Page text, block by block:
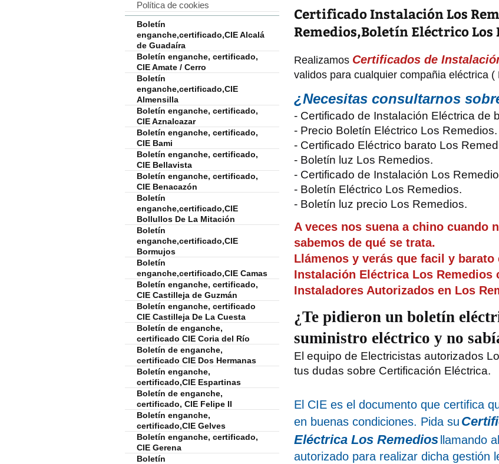
Certificado Instalación Los
Remedios,Boletín Eléctrico Los
Realizamos Certificados de
validos para cualquier compañia eléctrica
¿Necesitas consultarnos
- Certificado de Instalación Eléctrica de
- Precio Boletín Eléctrico Los Remedios.
- Certificado Eléctrico barato Los
- Boletín luz Los Remedios.
- Certificado de Instalación Los
- Boletín Eléctrico Los Remedios.
- Boletín luz precio Los Remedios.
A veces nos suena a chino cuando
sabemos de qué se trata.
Llámenos y verás que facil y
Instalación Eléctrica Los Remedios
Instaladores Autorizados en Los
¿Te pidieron un boletín
suministro eléctrico y no
El equipo de Electricistas autorizados
tus dudas sobre Certificación Eléctrica.
El CIE es el documento que certifica
en buenas condiciones. Pida su
Eléctrica Los Remedios llamando al
autorizado para realizar dicha gestión
Política de cookies
Boletín
enganche,certificado,CIE Alcalá
de Guadaíra
Boletín enganche, certificado,
CIE Amate / Cerro
Boletín
enganche,certificado,CIE
Almensilla
Boletín enganche, certificado,
CIE Aznalcazar
Boletín enganche, certificado,
CIE Bami
Boletín enganche, certificado,
CIE Bellavista
Boletín enganche, certificado,
CIE Benacazón
Boletín
enganche,certificado,CIE
Bollullos De La Mitación
Boletín
enganche,certificado,CIE
Bormujos
Boletín
enganche,certificado,CIE Camas
Boletín enganche, certificado,
CIE Castilleja de Guzmán
Boletín enganche, certificado
CIE Castilleja De La Cuesta
Boletín de enganche,
certificado CIE Coria del Río
Boletín de enganche,
certificado CIE Dos Hermanas
Boletín enganche,
certificado,CIE Espartinas
Boletín de enganche,
certificado, CIE Felipe II
Boletín enganche,
certificado,CIE Gelves
Boletín enganche, certificado,
CIE Gerena
Boletín